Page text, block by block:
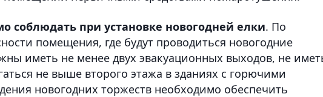
соблюдать при установке новогодней елки. По
помещения, где будут проводиться новогодние
иметь не менее двух эвакуационных выходов, не
не выше второго этажа в зданиях с горючими
новогодних торжеств необходимо обеспечить